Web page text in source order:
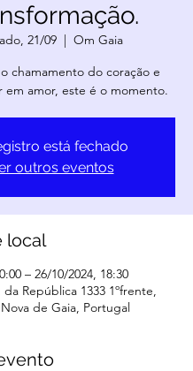
21/09
  |
Om Gaia
chamamento do coração e
em amor, este é o momento.
está fechado
outros eventos
local
– 26/10/2024, 18:30
República 1333 1ºfrente,
Nova de Gaia, Portugal